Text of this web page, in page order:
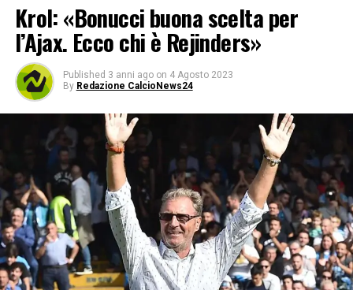
Krol: «Bonucci buona scelta per
l’Ajax. Ecco chi è Rejinders»
Published 3 anni ago on 4 Agosto 2023
By Redazione CalcioNews24